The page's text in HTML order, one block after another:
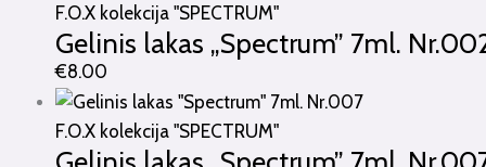
F.O.X kolekcija "SPECTRUM"
Gelinis lakas „Spectrum” 7ml.
€8.00
F.O.X kolekcija "SPECTRUM"